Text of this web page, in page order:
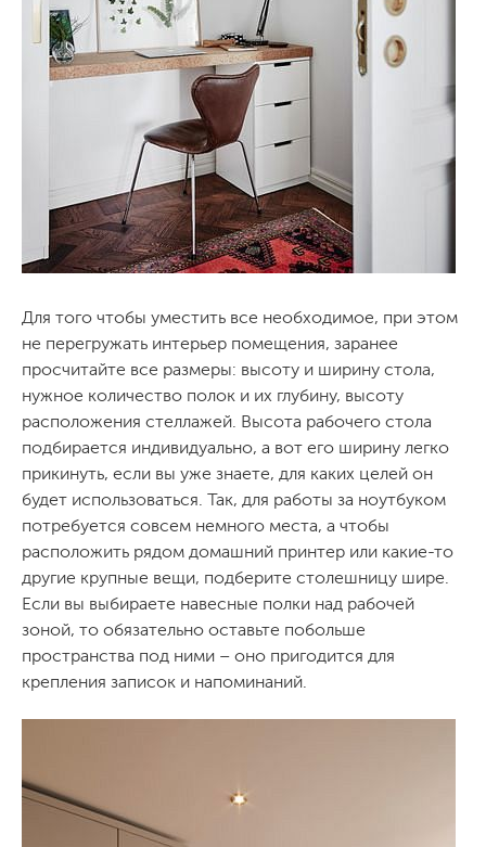
Для того чтобы уместить все необходимое, при этом
не перегружать интерьер помещения, заранее
просчитайте все размеры: высоту и ширину стола,
нужное количество полок и их глубину, высоту
расположения стеллажей. Высота рабочего стола
подбирается индивидуально, а вот его ширину легко
прикинуть, если вы уже знаете, для каких целей он
будет использоваться. Так, для работы за ноутбуком
потребуется совсем немного места, а чтобы
расположить рядом домашний принтер или какие-то
другие крупные вещи, подберите столешницу шире.
Если вы выбираете навесные полки над рабочей
зоной, то обязательно оставьте побольше
пространства под ними – оно пригодится для
крепления записок и напоминаний.